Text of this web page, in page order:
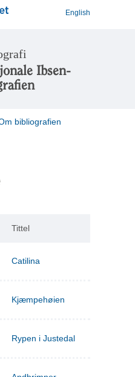
English
Ibsen-
bibliografien
Tittel
Catilina
Kjæmpehøien
Rypen i Justedal